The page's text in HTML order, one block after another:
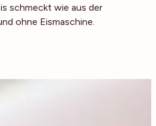
schmeckt wie aus der
ohne Eismaschine.